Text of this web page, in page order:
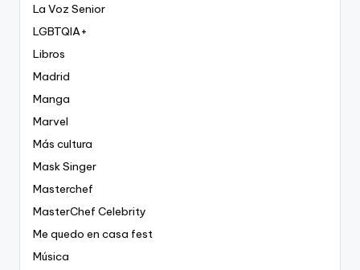
La Voz Senior
LGBTQIA+
Libros
Madrid
Manga
Marvel
Más cultura
Mask Singer
Masterchef
MasterChef Celebrity
Me quedo en casa fest
Música